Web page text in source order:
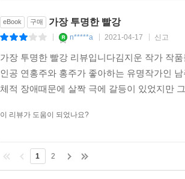
eBook 구매 가장 투명한 빨강
n*****a 2021-04-17 신고
가장 투명한 빨강 리뷰입니다김지운 작가 작
인공 연홍주와 홍주가 좋아하는 유명작가인
체적 장애때문에 살짝 극에 갈등이 있었지만
이 리뷰가 도움이 되었나요?
1 2